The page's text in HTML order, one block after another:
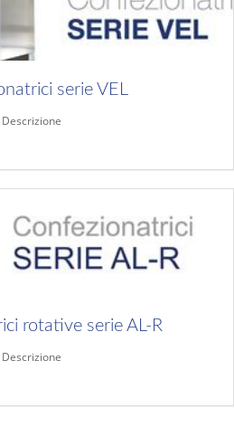
serie VEL
Descrizione
rotative serie AL-R
Descrizione